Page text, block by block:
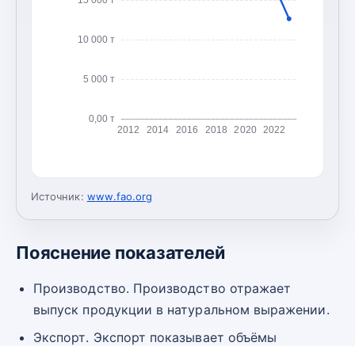
0,00 т
5 000 т
10 000 т
2012 2014 2016 2018 2020 2022
Источник: www.fao.org
Пояснение показателей
Производство. Производство отражает
выпуск продукции в натуральном выражении.
Экспорт. Экспорт показывает объёмы